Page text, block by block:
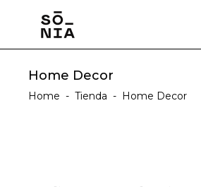
Home Decor
Home - Tienda - Home Decor